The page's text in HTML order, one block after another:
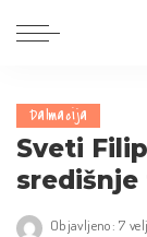
Dalmacija
Sveti
središnje
Objavljeno: 7